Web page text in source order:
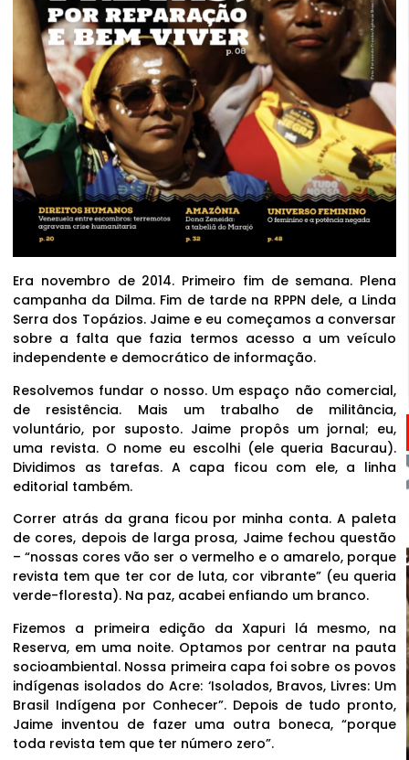
Era novembro de 2014. Primeiro fim de semana. Plena
campanha da Dilma. Fim de tarde na RPPN dele, a Linda
Serra dos Topázios. Jaime e eu começamos a conversar
sobre a falta que fazia termos acesso a um veículo
independente e democrático de informação.
Resolvemos fundar o nosso. Um espaço não comercial,
de resistência. Mais um trabalho de militância,
voluntário, por suposto. Jaime propôs um jornal; eu,
uma revista. O nome eu escolhi (ele queria Bacurau).
Dividimos as tarefas. A capa ficou com ele, a linha
editorial também.
Correr atrás da grana ficou por minha conta. A paleta
de cores, depois de larga prosa, Jaime fechou questão
– “nossas cores vão ser o vermelho e o amarelo, porque
revista tem que ter cor de luta, cor vibrante” (eu queria
verde-floresta). Na paz, acabei enfiando um branco.
Fizemos a primeira edição da Xapuri lá mesmo, na
Reserva, em uma noite. Optamos por centrar na pauta
socioambiental. Nossa primeira capa foi sobre os povos
indígenas isolados do Acre: ‘Isolados, Bravos, Livres: Um
Brasil Indígena por Conhecer”. Depois de tudo pronto,
Jaime inventou de fazer uma outra boneca, “porque
toda revista tem que ter número zero”.